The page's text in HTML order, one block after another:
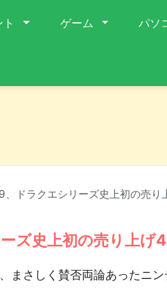
ゲーム パソ
、ドラクエシリーズ史上初の売り
ズ史上初の売り上げ
まさしく賛否両論あったニ